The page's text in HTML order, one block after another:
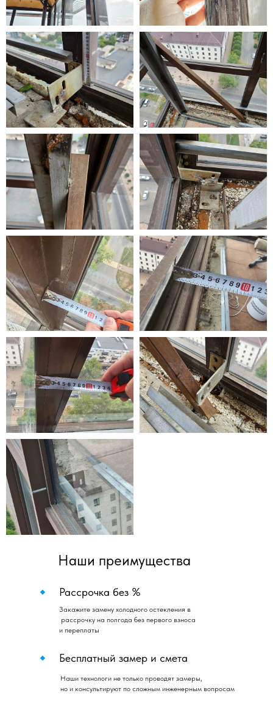
Наши преимущества
Рассрочка без %
Закажите замену холодного остекления в
рассрочку на полгода без первого взноса
и переплаты
Бесплатный замер и смета
Наши технологи не только проводят замеры,
но и консультируют по сложным инженерным вопросам